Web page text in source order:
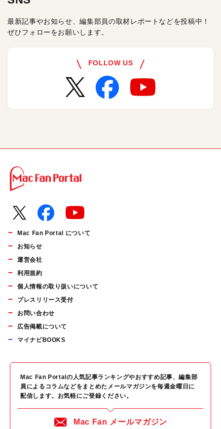
最新記事やお知らせ、編集部員の取材レポートなどを投稿中！
ぜひフォローをお願いします。
FOLLOW US
Mac Fan Portal について
お知らせ
運営会社
利用規約
個人情報の取り扱いについて
プレスリリース受付
お問い合わせ
広告掲載について
マイナビBOOKS
Mac Fan Portalの人気記事ランキングやおすすめ記事、編集部
員によるコラムなどをまとめたメールマガジンを毎週金曜日に
配信します。お気軽にご登録ください。
Mac Fan メールマガジン